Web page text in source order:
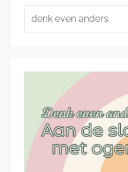
Zoeken